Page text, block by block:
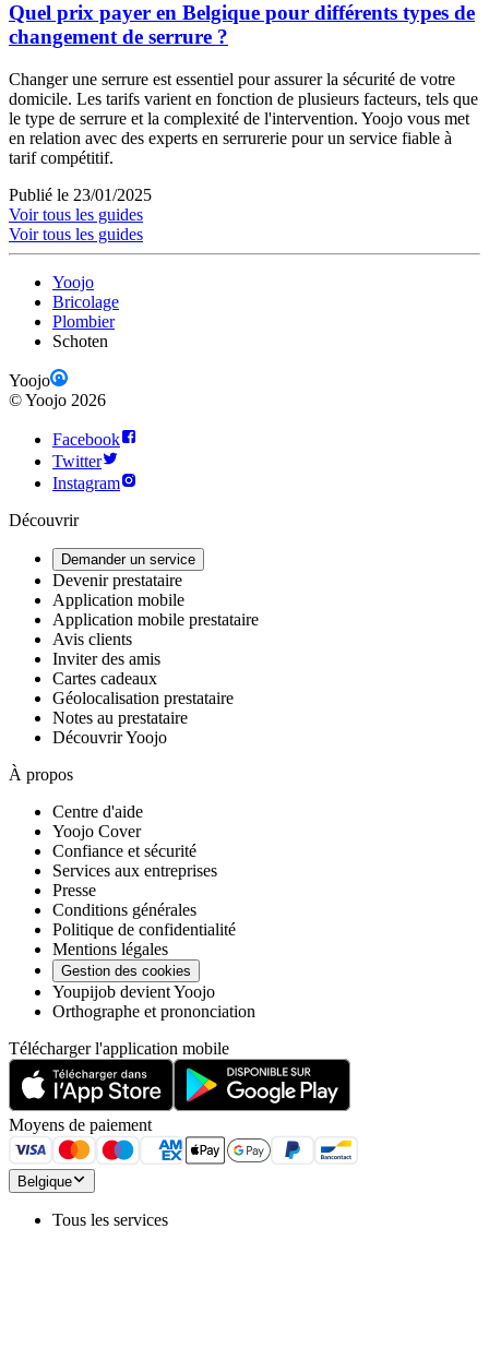
Quel prix payer en Belgique pour différents types de
changement de serrure ?
Changer une serrure est essentiel pour assurer la sécurité de votre
domicile. Les tarifs varient en fonction de plusieurs facteurs, tels que
le type de serrure et la complexité de l'intervention. Yoojo vous met
en relation avec des experts en serrurerie pour un service fiable à
tarif compétitif.
Publié le 23/01/2025
Voir tous les guides
Voir tous les guides
Yoojo
Bricolage
Plombier
Schoten
Yoojo
©Yoojo 2026
Facebook
Twitter
Instagram
Découvrir
Demander un service
Devenir prestataire
Application mobile
Application mobile prestataire
Avis clients
Inviter des amis
Cartes cadeaux
Géolocalisation prestataire
Notes au prestataire
Découvrir Yoojo
À propos
Centre d'aide
Yoojo Cover
Confiance et sécurité
Services aux entreprises
Presse
Conditions générales
Politique de confidentialité
Mentions légales
Gestion des cookies
Youpijob devient Yoojo
Orthographe et prononciation
Télécharger l'application mobile
Moyens de paiement
Belgique
Tous les services